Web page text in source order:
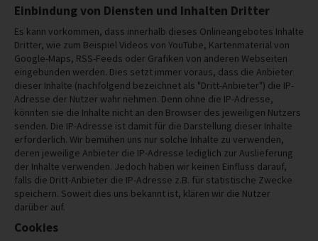
Einbindung von Diensten und Inhalten Dritter
Es kann vorkommen, dass innerhalb dieses Onlineangebotes Inhalte
Dritter, wie zum Beispiel Videos von YouTube, Kartenmaterial von
Google-Maps, RSS-Feeds oder Grafiken von anderen Webseiten
eingebunden werden. Dies setzt immer voraus, dass die Anbieter
dieser Inhalte (nachfolgend bezeichnet als "Dritt-Anbieter") die IP-
Adresse der Nutzer wahr nehmen. Denn ohne die IP-Adresse,
könnten sie die Inhalte nicht an den Browser des jeweiligen Nutzers
senden. Die IP-Adresse ist damit für die Darstellung dieser Inhalte
erforderlich. Wir bemühen uns nur solche Inhalte zu verwenden,
deren jeweilige Anbieter die IP-Adresse lediglich zur Auslieferung
der Inhalte verwenden. Jedoch haben wir keinen Einfluss darauf,
falls die Dritt-Anbieter die IP-Adresse z.B. für statistische Zwecke
speichern. Soweit dies uns bekannt ist, klären wir die Nutzer
darüber auf.
Cookies